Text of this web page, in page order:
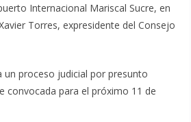
Internacional Mariscal Sucre, en
Torres, expresidente del Consejo
proceso judicial por presunto
convocada para el próximo 11 de